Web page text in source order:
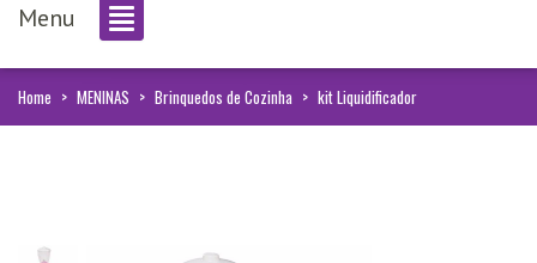
Menu
Home > MENINAS > Brinquedos de Cozinha > kit Liquidificador